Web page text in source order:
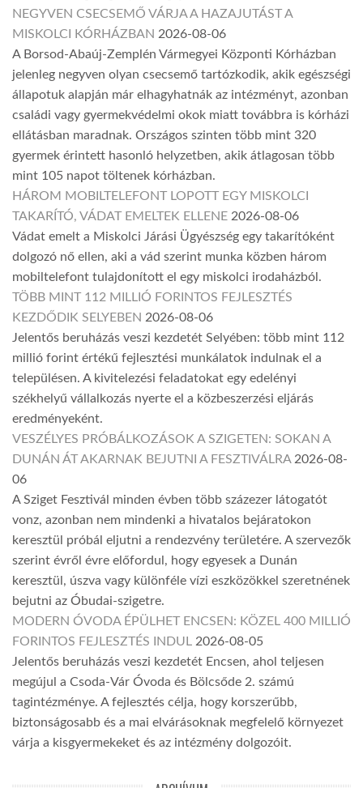
NEGYVEN CSECSEMŐ VÁRJA A HAZAJUTÁST A
MISKOLCI KÓRHÁZBAN 2026-08-06
A Borsod-Abaúj-Zemplén Vármegyei Központi Kórházban
jelenleg negyven olyan csecsemő tartózkodik, akik egészségi
állapotuk alapján már elhagyhatnák az intézményt, azonban
családi vagy gyermekvédelmi okok miatt továbbra is kórházi
ellátásban maradnak. Országos szinten több mint 320
gyermek érintett hasonló helyzetben, akik átlagosan több
mint 105 napot töltenek kórházban.
HÁROM MOBILTELEFONT LOPOTT EGY MISKOLCI
TAKARÍTÓ, VÁDAT EMELTEK ELLENE 2026-08-06
Vádat emelt a Miskolci Járási Ügyészség egy takarítóként
dolgozó nő ellen, aki a vád szerint munka közben három
mobiltelefont tulajdonított el egy miskolci irodaházból.
TÖBB MINT 112 MILLIÓ FORINTOS FEJLESZTÉS
KEZDŐDIK SELYEBEN 2026-08-06
Jelentős beruházás veszi kezdetét Selyében: több mint 112
millió forint értékű fejlesztési munkálatok indulnak el a
településen. A kivitelezési feladatokat egy edelényi
székhelyű vállalkozás nyerte el a közbeszerzési eljárás
eredményeként.
VESZÉLYES PRÓBÁLKOZÁSOK A SZIGETEN: SOKAN A
DUNÁN ÁT AKARNAK BEJUTNI A FESZTIVÁLRA 2026-08-
06
A Sziget Fesztivál minden évben több százezer látogatót
vonz, azonban nem mindenki a hivatalos bejáratokon
keresztül próbál eljutni a rendezvény területére. A szervezők
szerint évről évre előfordul, hogy egyesek a Dunán
keresztül, úszva vagy különféle vízi eszközökkel szeretnének
bejutni az Óbudai-szigetre.
MODERN ÓVODA ÉPÜLHET ENCSEN: KÖZEL 400 MILLIÓ
FORINTOS FEJLESZTÉS INDUL 2026-08-05
Jelentős beruházás veszi kezdetét Encsen, ahol teljesen
megújul a Csoda-Vár Óvoda és Bölcsőde 2. számú
tagintézménye. A fejlesztés célja, hogy korszerűbb,
biztonságosabb és a mai elvárásoknak megfelelő környezet
várja a kisgyermekeket és az intézmény dolgozóit.